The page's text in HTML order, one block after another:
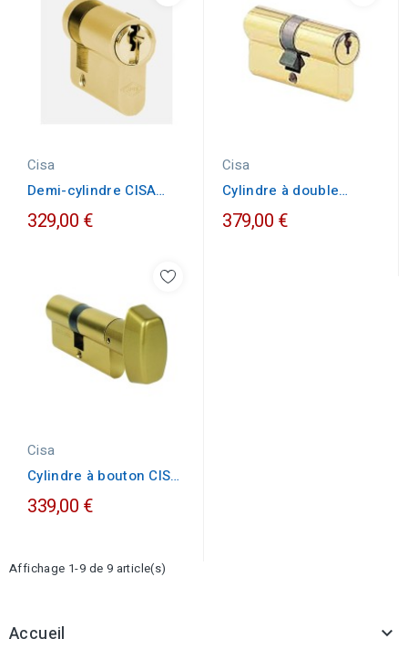
Cisa
Demi-cylindre CISA
C2000 10X30 laiton poli
329,00 €
Cisa
Cylindre à double
entrée CISA 30X30
laiton...
379,00 €
Cisa
Cylindre à bouton CISA
B30X30 laiton poli
339,00 €
Affichage 1-9 de 9 article(s)
Accueil 